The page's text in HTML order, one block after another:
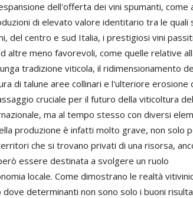
dell'offerta dei vini spumanti, come
di elevato valore identitario tra le quali
del centro e sud Italia, i prestigiosi vini
altre meno favorevoli, come quelle relative
tradizione viticola, il ridimensionamento
di talune aree collinari e l'ulteriore erosione
cruciale per il futuro della viticoltura
ma al tempo stesso con diversi
produzione è infatti molto grave, non solo
che si trovano privati di una risorsa,
essere destinata a svolgere un ruolo
locale. Come dimostrano le realtà
dove determinanti non sono solo i buoni